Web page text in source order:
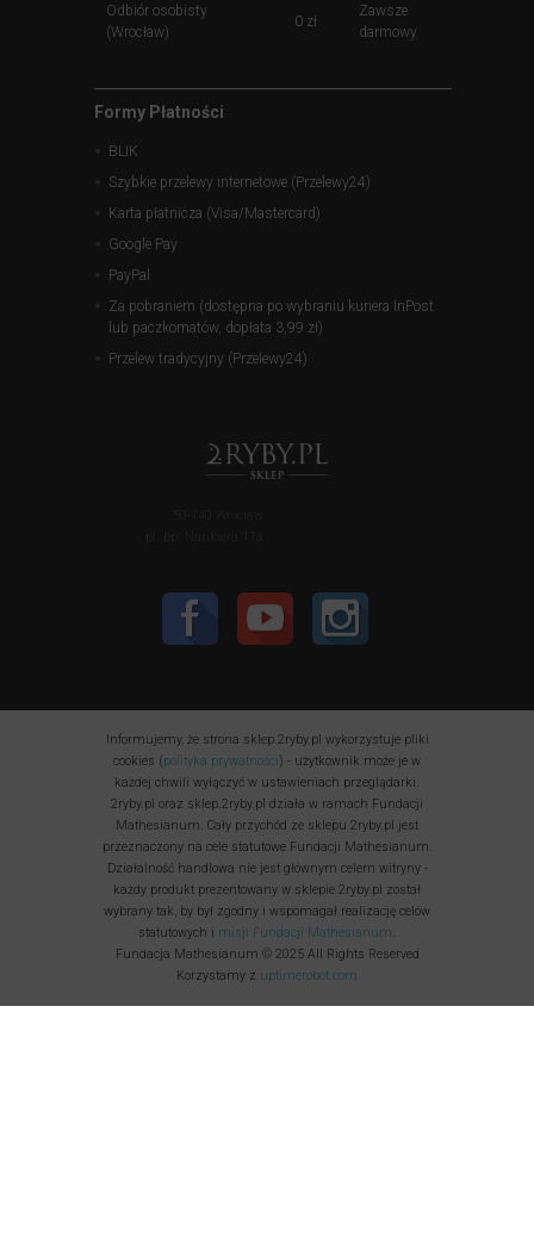
Odbiór osobisty
(Wrocław)
0 zł
Zawsze
darmowy
Formy Płatności
BLIK
Szybkie przelewy internetowe (Przelewy24)
Karta płatnicza (Visa/Mastercard)
Google Pay
PayPal
Za pobraniem (dostępna po wybraniu kuriera InPost
lub paczkomatów, dopłata 3,99 zł)
Przelew tradycyjny (Przelewy24)
Informujemy, że strona sklep.2ryby.pl wykorzystuje pliki
cookies (polityka prywatności) - użytkownik może je w
każdej chwili wyłączyć w ustawieniach przeglądarki.
2ryby.pl oraz sklep.2ryby.pl działa w ramach Fundacji
Mathesianum. Cały przychód ze sklepu 2ryby.pl jest
przeznaczony na cele statutowe Fundacji Mathesianum.
Działalność handlowa nie jest głównym celem witryny -
każdy produkt prezentowany w sklepie 2ryby.pl został
wybrany tak, by był zgodny i wspomagał realizację celów
statutowych i misji Fundacji Mathesianum.
Fundacja Mathesianum © 2025 All Rights Reserved
Korzystamy z uptimerobot.com